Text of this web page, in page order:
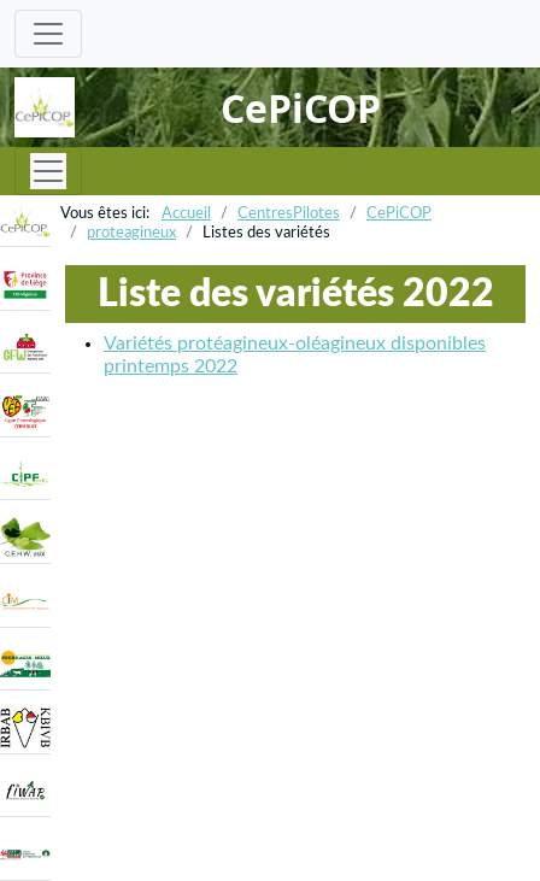
CePiCOP
Accueil CentresPilotes
CePiCOP
proteagineux
Listes des variétés
Liste des variétés 2022
Variétés protéagineux-oléagineux disponibles
printemps 2022